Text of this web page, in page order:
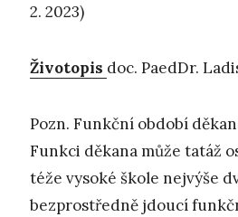
2. 2023)
Životopis doc. PaedDr.
Pozn. Funkční období
Funkci děkana může tatáž
téže vysoké škole nejvýše
bezprostředně jdoucí